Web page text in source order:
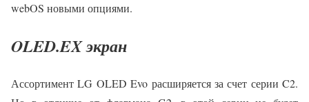
webOS новыми опциями.
OLED.EX экран
Ассортимент LG OLED Evo расширяется за счет серии C2.